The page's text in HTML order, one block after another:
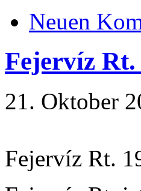
Neuen
Fejervíz Rt.
21. Oktober
Fejervíz Rt.